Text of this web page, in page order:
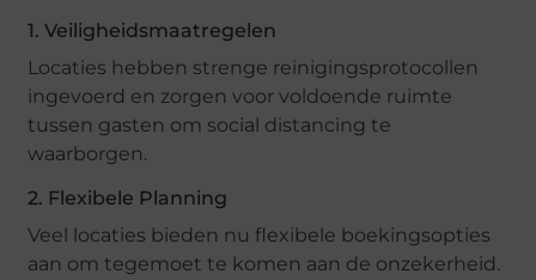
1. Veiligheidsmaatregelen
Locaties hebben strenge reinigingsprotocollen
ingevoerd en zorgen voor voldoende ruimte
tussen gasten om social distancing te
waarborgen.
2. Flexibele Planning
Veel locaties bieden nu flexibele boekingsopties
aan om tegemoet te komen aan de onzekerheid.